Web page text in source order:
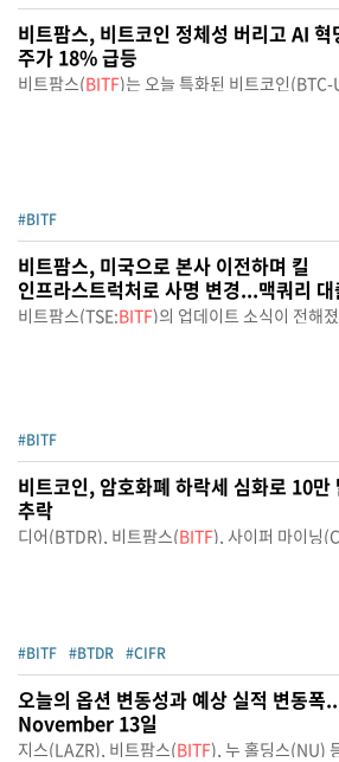
비트팜스, 비트코인 정체성 버리고 AI 혁
주가 18% 급등
비트팜스(BITF)는 오늘 특화된 비트코인(BTC-
#BITF
비트팜스, 미국으로 본사 이전하며 킬
인프라스트럭처로 사명 변경...맥쿼리
비트팜스(TSE:BITF
#BITF
비트코인, 암호화폐 하락세 심화로 10만
추락
디어(BTDR), 비트팜스(BITF), 사이퍼 마이닝
#BITF #BTDR #CIFR
오늘의 옵션 변동성과 예상 실적 변동폭
November 13일
지스(LAZR), 비트팜스(BITF), 누 홀딩스(NU)